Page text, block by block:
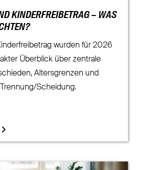
KINDERFREIBETRAG – WAS
wurden für 2026
Überblick über zentrale
Altersgrenzen und
Scheidung.